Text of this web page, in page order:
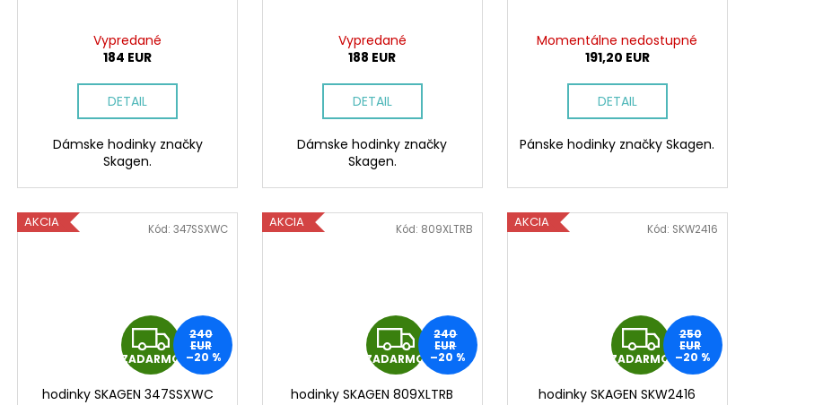
R
M
O
Vypredané
184 EUR
DETAIL
Dámske hodinky značky
Skagen.
R
M
O
Vypredané
188 EUR
DETAIL
Dámske hodinky značky
Skagen.
A
R
M
O
Momentálne nedostupné
191,20 EUR
DETAIL
Pánske hodinky značky Skagen.
AKCIA
Z
A
ZADARMO
240
EUR
–20 %
hodinky SKAGEN 347SSXWC
Kód:347SSXWC AKCIA
Z
A
ZADARMO
240
EUR
–20 %
hodinky SKAGEN 809XLTRB
Kód: 809XLTRB AKCIA
Z
A
ZADARMO
250
EUR
–20 %
hodinky SKAGEN SKW2416
Kód: SKW2416